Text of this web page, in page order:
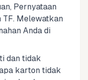
Pernyataan
TF. Melewatkan
Anda di
dan tidak
karton tidak